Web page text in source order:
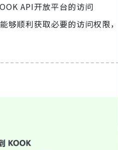
API开放平台的访问
顺利获取必要的访问权限，